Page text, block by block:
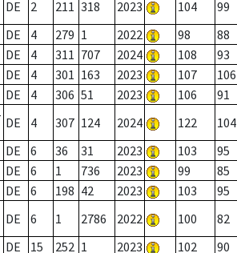
DE 2 211 318 2023 104 99
DE 4 279 1 2022 98 88
DE 4 311 707 2024 108 93
DE 4 301 163 2023 107 106
DE 4 306 51 2023 106 91
DE 4 307 124 2024 122 104
DE 6 36 31 2023 103 95
DE 6 1 736 2023 99 85
DE 6 198 42 2023 103 95
DE 6 1 2786 2022 100 82
DE 15 252 1 2023 102 90